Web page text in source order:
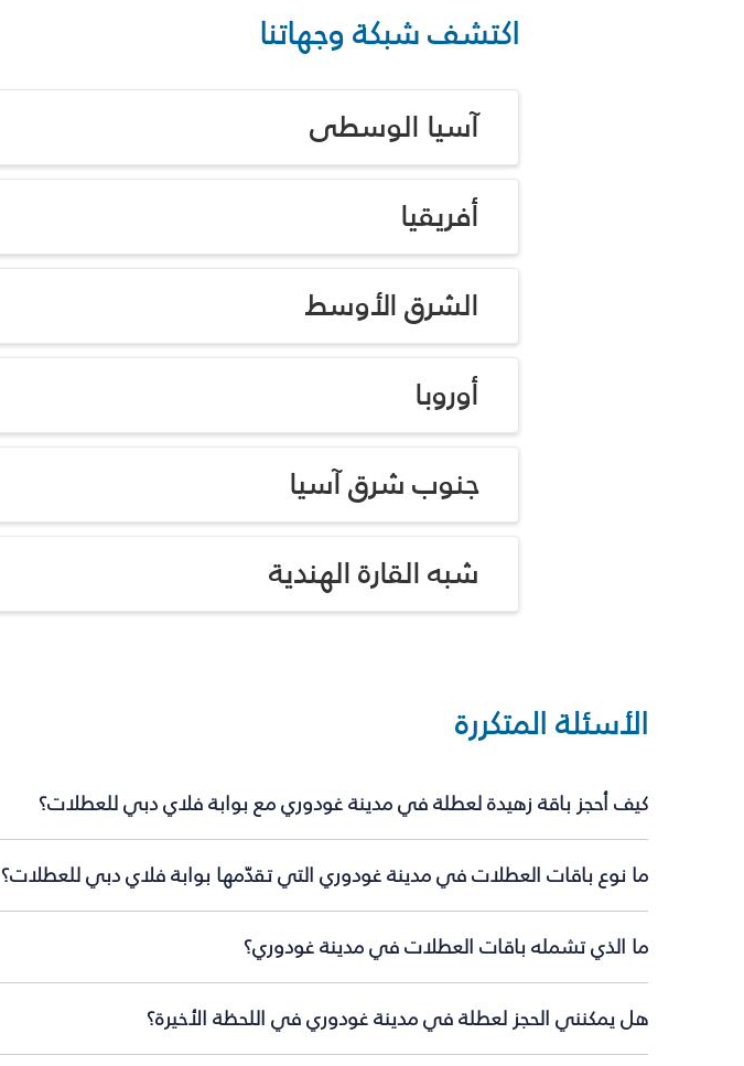
اكتشف شبكة وجهاتنا
آسيا الوسطى
أفريقيا
الشرق الأوسط
أوروبا
جنوب شرق آسيا
شبه القارة الهندية
الأسئلة المتكررة
كيف أحجز باقة زهيدة لعطلة في مدينة غودوري مع بوابة فلاي دبي للعطلات؟
ما نوع باقات العطلات في مدينة غودوري التي تقدّمها بوابة فلاي دبي للعطلات؟
ما الذي تشمله باقات العطلات في مدينة غودوري؟
هل يمكنني الحجز لعطلة في مدينة غودوري في اللحظة الأخيرة؟